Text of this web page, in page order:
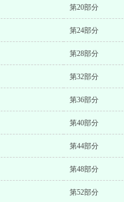
第20部分
第24部分
第28部分
第32部分
第36部分
第40部分
第44部分
第48部分
第52部分